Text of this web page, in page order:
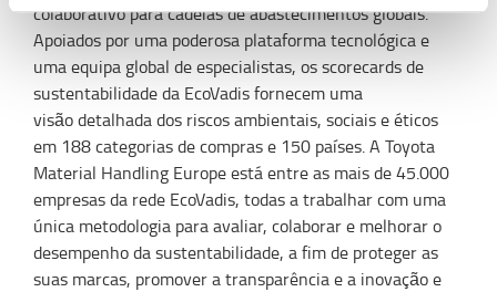
colaborativo para cadeias de abastecimentos globais.
Apoiados por uma poderosa plataforma tecnológica e
uma equipa global de especialistas, os scorecards de
sustentabilidade da EcoVadis fornecem uma
visão detalhada dos riscos ambientais, sociais e éticos
em 188 categorias de compras e 150 países. A Toyota
Material Handling Europe está entre as mais de 45.000
empresas da rede EcoVadis, todas a trabalhar com uma
única metodologia para avaliar, colaborar e melhorar o
desempenho da sustentabilidade, a fim de proteger as
suas marcas, promover a transparência e a inovação e